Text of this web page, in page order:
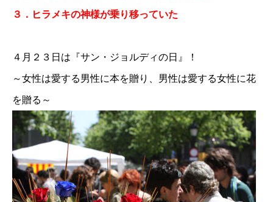
３．ヒラメキの神様が乗り移っていた
４月２３日は『サン・ジョルディの日』！
～女性は愛する男性に本を贈り、男性は愛する女性に花
を贈る～